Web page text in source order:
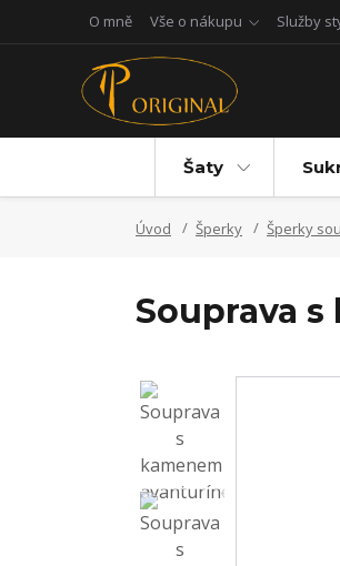
O mně Vše o nákupu Služby
Šaty
Úvod Šperky Šperky
Souprava